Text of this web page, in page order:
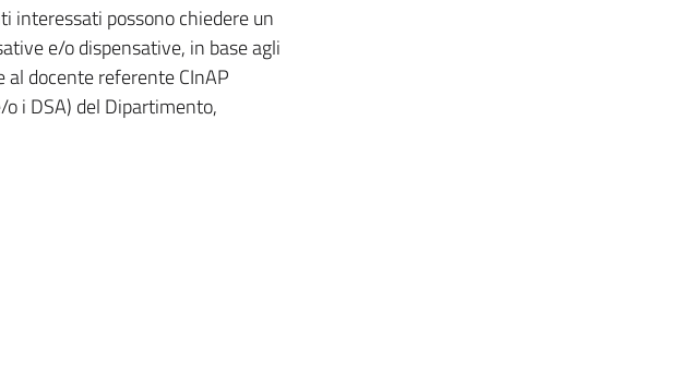
interessati possono chiedere un
e/o dispensative, in base agli
docente referente CInAP
i DSA) del Dipartimento,